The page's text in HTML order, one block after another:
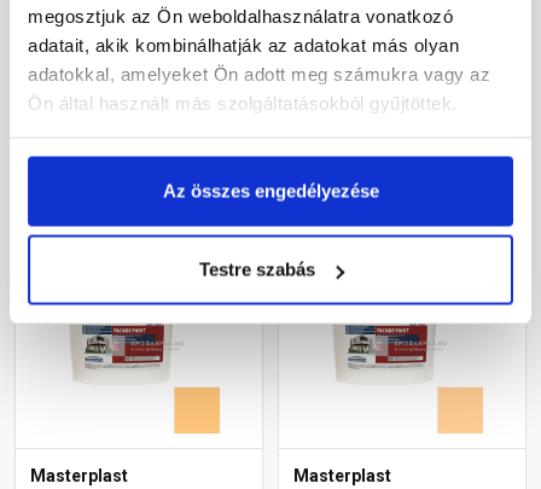
megosztjuk az Ön weboldalhasználatra vonatkozó
adatait, akik kombinálhatják az adatokat más olyan
adatokkal, amelyeket Ön adott meg számukra vagy az
Ön által használt más szolgáltatásokból gyűjtöttek.
Az összes engedélyezése
Testre szabás
homlokzatfesték 05-D 5 l
Gyártói készleten
Megnézem
homlokzatfesték 01-F 16 l
Gyártói készleten
55 120 Ft/ vödör
Megnézem
Masterplast
Masterplast